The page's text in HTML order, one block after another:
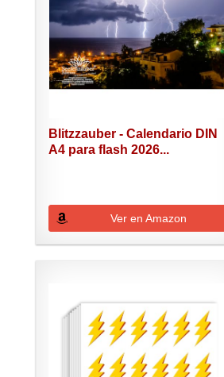
Blitzzauber - Calendario DIN
A4 para flash 2026...
Ver en Amazon